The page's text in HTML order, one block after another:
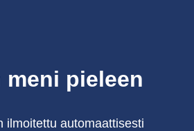
pieleen
ilmoitettu automaattisesti